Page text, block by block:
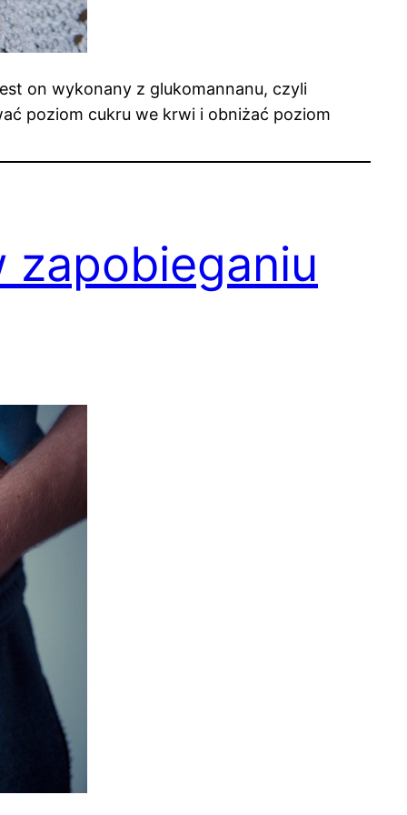
on wykonany z glukomannanu, czyli
poziom cukru we krwi i obniżać poziom
zapobieganiu